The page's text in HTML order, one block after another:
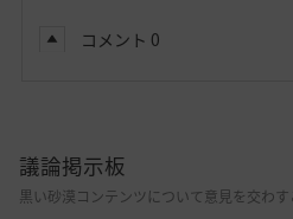
コメント 0
議論掲示板
黒い砂漠コンテンツについて意見を交わす